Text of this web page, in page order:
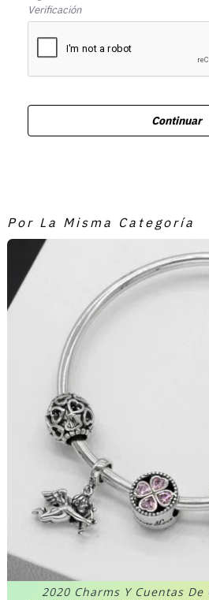
Verificación
Continuar
Por La Misma Categoría
2020 Charms Y Cuentas